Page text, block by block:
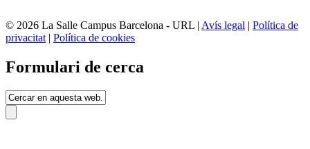
© 2026 La Salle Campus Barcelona - URL | Avís legal | Política de
privacitat | Política de cookies
Formulari de cerca